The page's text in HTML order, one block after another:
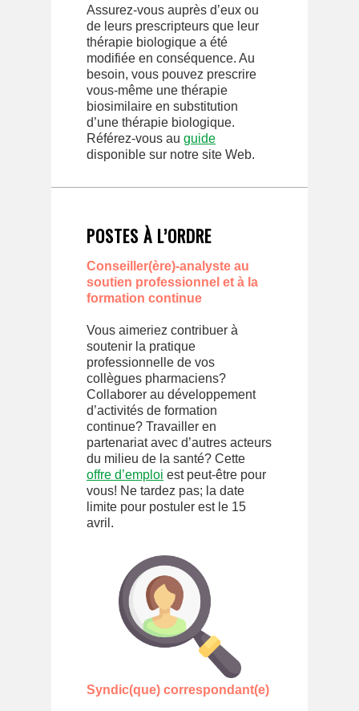
Assurez-vous auprès d’eux ou
de leurs prescripteurs que leur
thérapie biologique a été
modifiée en conséquence. Au
besoin, vous pouvez prescrire
vous-même une thérapie
biosimilaire en substitution
d’une thérapie biologique.
Référez-vous au guide
disponible sur notre site Web.
POSTES À L’ORDRE
Conseiller(ère)-analyste au
soutien professionnel et à la
formation continue
Vous aimeriez contribuer à
soutenir la pratique
professionnelle de vos
collègues pharmaciens?
Collaborer au développement
d’activités de formation
continue? Travailler en
partenariat avec d’autres acteurs
du milieu de la santé? Cette
offre d’emploi est peut-être pour
vous! Ne tardez pas; la date
limite pour postuler est le 15
avril.
Syndic(que) correspondant(e)